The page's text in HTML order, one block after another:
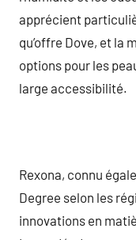
apprécient
qu’offre Dove, et la
options pour les
large accessibilité.
Rexona, connu
Degree selon les
innovations en